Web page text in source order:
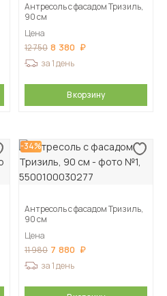
Антресоль с фасадом Тризиль,
90 см
Цена
12 750 8 380
за 1 день
В корзину
-34%
Антресоль с фасадом Тризиль,
90 см
Цена
11 980 7 880
за 1 день